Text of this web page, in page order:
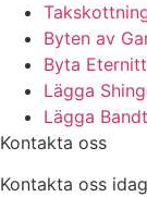
Byten av
Byta
Lägga
Lägga
Kontakta oss
Kontakta oss